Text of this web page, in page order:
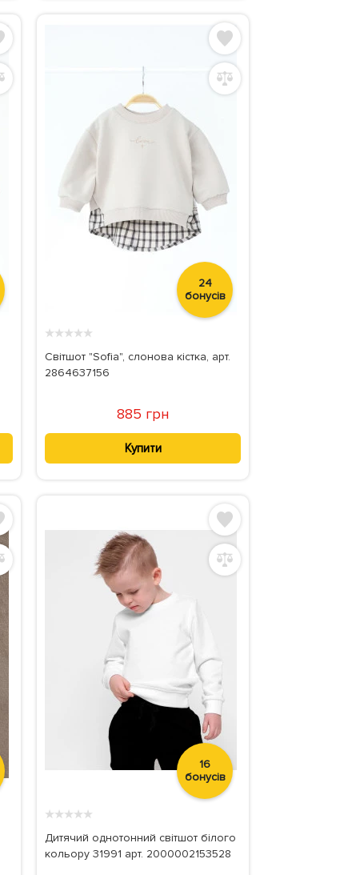
24
бонусів
★★★★★
Світшот "Sofia", слонова кістка, арт.
2864637156
885 грн
Купити
16
бонусів
★★★★★
Дитячий однотонний світшот білого
кольору 31991 арт. 2000002153528